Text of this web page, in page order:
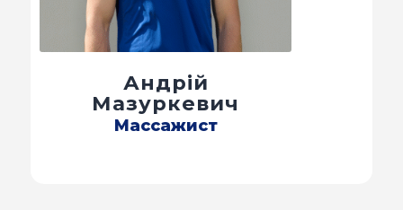
Андрій
Мазуркевич
Массажист